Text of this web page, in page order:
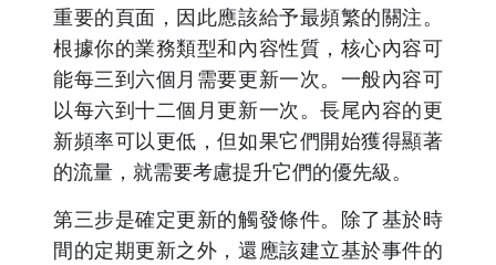
重要的頁面，因此應該給予最頻繁的關注。
根據你的業務類型和內容性質，核心內容可
能每三到六個月需要更新一次。一般內容可
以每六到十二個月更新一次。長尾內容的更
新頻率可以更低，但如果它們開始獲得顯著
的流量，就需要考慮提升它們的優先級。
第三步是確定更新的觸發條件。除了基於時
間的定期更新之外，還應該建立基於事件的